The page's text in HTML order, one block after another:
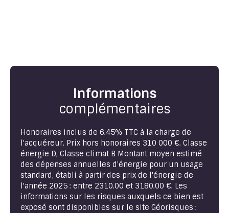
Informations
complémentaires
Honoraires inclus de 6.45% TTC à la charge de
l'acquéreur. Prix hors honoraires 310 000 €. Classe
énergie D, Classe climat B Montant moyen estimé
des dépenses annuelles d'énergie pour un usage
standard, établi à partir des prix de l'énergie de
l'année 2025 : entre 2310.00 et 3180.00 €. Les
informations sur les risques auxquels ce bien est
exposé sont disponibles sur le site Géorisques :